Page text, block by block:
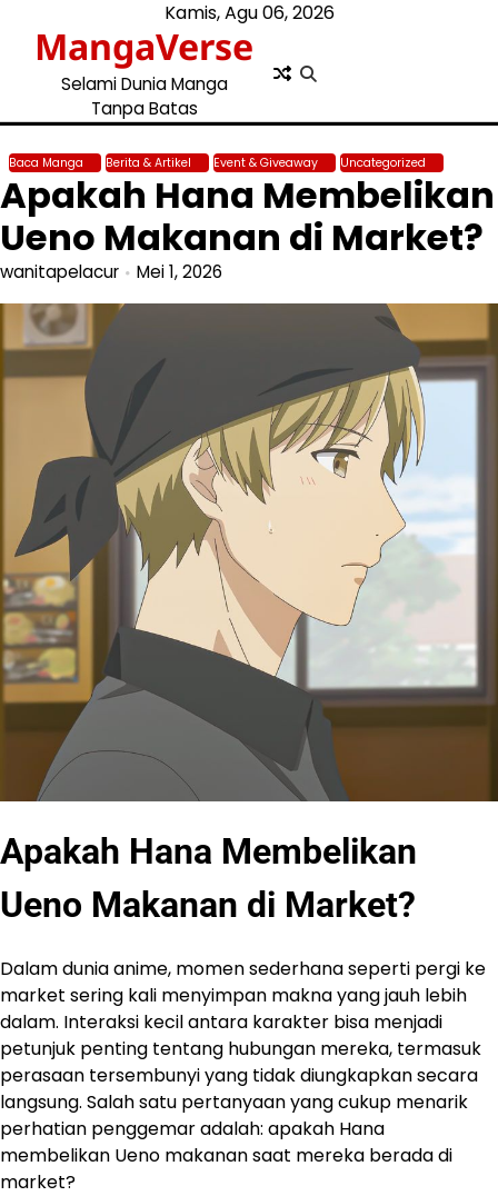
content
Kamis, Agu 06, 2026
MangaVerse
Selami Dunia Manga
Tanpa Batas
Baca Manga Berita & Artikel Event & Giveaway Uncategorized
Apakah Hana Membelikan
Ueno Makanan di Market?
wanitapelacur Mei 1, 2026
Apakah Hana Membelikan
Ueno Makanan di Market?
Dalam dunia anime, momen sederhana seperti pergi ke
market sering kali menyimpan makna yang jauh lebih
dalam. Interaksi kecil antara karakter bisa menjadi
petunjuk penting tentang hubungan mereka, termasuk
perasaan tersembunyi yang tidak diungkapkan secara
langsung. Salah satu pertanyaan yang cukup menarik
perhatian penggemar adalah: apakah Hana
membelikan Ueno makanan saat mereka berada di
market?